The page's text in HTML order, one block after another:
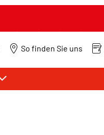
So finden Sie uns